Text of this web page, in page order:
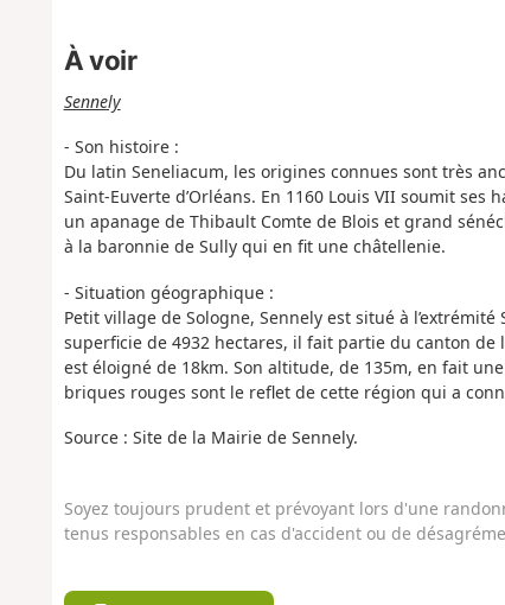
À voir
Sennely
- Son histoire :
Du latin Seneliacum, les origines connues sont très
Saint-Euverte d’Orléans. En 1160 Louis VII soumit
un apanage de Thibault Comte de Blois et grand
à la baronnie de Sully qui en fit une châtellenie.
- Situation géographique :
Petit village de Sologne, Sennely est situé à
superficie de 4932 hectares, il fait partie du canton
est éloigné de 18km. Son altitude, de 135m, en fait
briques rouges sont le reflet de cette région qui a
Source : Site de la Mairie de Sennely.
Soyez toujours prudent et prévoyant lors d'une
tenus responsables en cas d'accident ou de